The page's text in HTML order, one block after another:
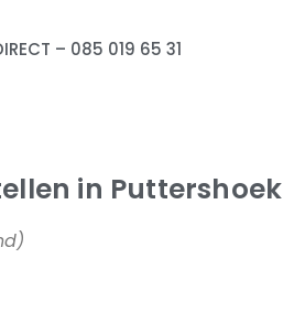
– 085 019 65 31
in Puttershoek